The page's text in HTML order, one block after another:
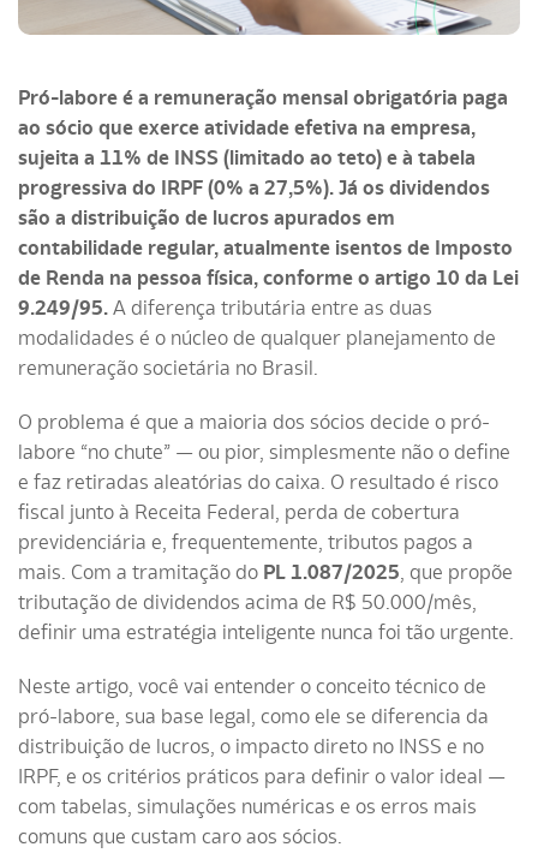
Pró-labore é a remuneração mensal obrigatória paga
ao sócio que exerce atividade efetiva na empresa,
sujeita a 11% de INSS (limitado ao teto) e à tabela
progressiva do IRPF (0% a 27,5%). Já os dividendos
são a distribuição de lucros apurados em
contabilidade regular, atualmente isentos de Imposto
de Renda na pessoa física, conforme o artigo 10 da Lei
9.249/95. A diferença tributária entre as duas
modalidades é o núcleo de qualquer planejamento de
remuneração societária no Brasil.
O problema é que a maioria dos sócios decide o pró-
labore “no chute” — ou pior, simplesmente não o define
e faz retiradas aleatórias do caixa. O resultado é risco
fiscal junto à Receita Federal, perda de cobertura
previdenciária e, frequentemente, tributos pagos a
mais. Com a tramitação do PL 1.087/2025, que propõe
tributação de dividendos acima de R$ 50.000/mês,
definir uma estratégia inteligente nunca foi tão urgente.
Neste artigo, você vai entender o conceito técnico de
pró-labore, sua base legal, como ele se diferencia da
distribuição de lucros, o impacto direto no INSS e no
IRPF, e os critérios práticos para definir o valor ideal —
com tabelas, simulações numéricas e os erros mais
comuns que custam caro aos sócios.